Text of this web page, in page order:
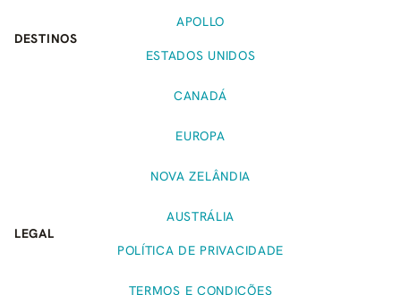
APOLLO
DESTINOS
ESTADOS UNIDOS
CANADÁ
EUROPA
NOVA ZELÂNDIA
AUSTRÁLIA
LEGAL
POLÍTICA DE PRIVACIDADE
TERMOS E CONDIÇÕES